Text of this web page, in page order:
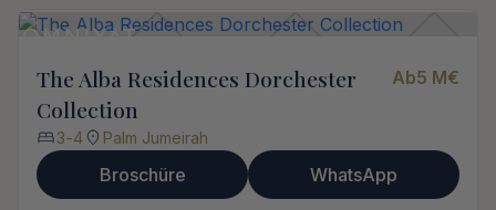
The Alba Residences Dorchester
Collection
Ab5 M€
3-4 Palm Jumeirah
Broschüre WhatsApp